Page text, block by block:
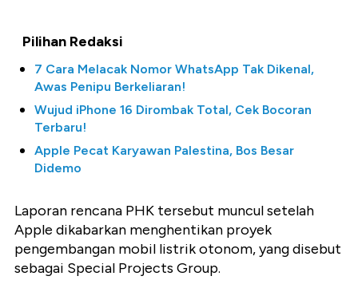
Pilihan Redaksi
7 Cara Melacak Nomor WhatsApp Tak Dikenal,
Awas Penipu Berkeliaran!
Wujud iPhone 16 Dirombak Total, Cek Bocoran
Terbaru!
Apple Pecat Karyawan Palestina, Bos Besar
Didemo
Laporan rencana PHK tersebut muncul setelah
Apple dikabarkan menghentikan proyek
pengembangan mobil listrik otonom, yang disebut
sebagai Special Projects Group.